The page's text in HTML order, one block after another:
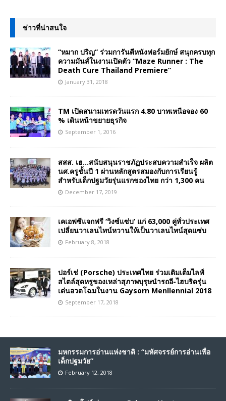
ข่าวที่น่าสนใจ
“หมาก ปริญ” ร่วมการันตีหนังฟอร์มยักษ์ สนุกครบทุก
ความมันส์ในงานเปิดตัว “Maze Runner : The
Death Cure Thailand Premiere”
January 31, 2018
TM เปิดสนามเทรดวันแรก 4.80 บาทเหนือจอง 60
% เดินหน้าขยายธุรกิจ
September 1, 2016
สสส. เฮ…สนับสนุนราชภัฏประสบความสำเร็จ ผลิต
นศ.ครูชั้นปี 1 ผ่านหลักสูตรสมองกับการเรียนรู้
สำหรับเด็กปฐมวัยรุ่นแรกของไทย กว่า 1,300 คน
December 17, 2019
เคเอฟซีแจกฟรี ‘วิงซ์แซ่บ’ แก่ 63,000 คู่ทั่วประเทศ
เปลี่ยนวาเลนไทน์หวานให้เป็นวาเลนไทน์สุดแซ่บ
February 8, 2018
ปอร์เช่ (Porsche) ประเทศไทย ร่วมเติมเต็มไลฟ์
สไตล์สุดหรูของเหล่าสุภาพบุรุษนำรถอี-ไฮบริดรุ่น
เด่นอวดโฉมในงาน Gaysorn Menllennial 2018
September 17, 2018
มหกรรมการอ่านแห่งชาติ : “มหัศจรรย์การอ่านเพื่อ
เด็กปฐมวัย”
February 12, 2018